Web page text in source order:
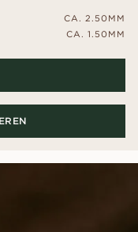
CA. 2.50MM
CA. 1.50MM